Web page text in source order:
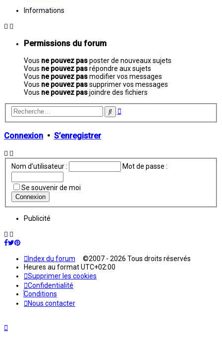
Informations
Permissions du forum
Vous ne pouvez pasposter de nouveaux sujets
Vous ne pouvez pasrépondre aux sujets
Vous ne pouvez pasmodifier vos messages
Vous ne pouvez passupprimer vos messages
Vous ne pouvez pasjoindre des fichiers
Rechercher
Recherche
Connexion • S’enregistrer
Nom d’utilisateur : Mot de passe :
Se souvenir de moi
Publicité
Index du forum ©2007 - 2026 Tous droits réservés
Heures au formatUTC+02:00
Supprimer les cookies
Confidentialité
Conditions
Nous contacter